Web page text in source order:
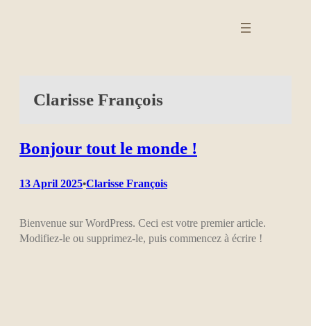
Clarisse François
Bonjour tout le monde !
13 April 2025•Clarisse François
Bienvenue sur WordPress. Ceci est votre premier article.
Modifiez-le ou supprimez-le, puis commencez à écrire !